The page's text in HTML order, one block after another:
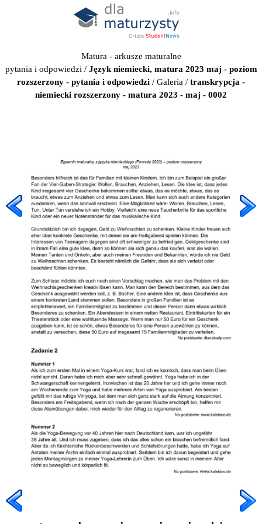
Matura - arkusze maturalne
pytania i odpowiedzi / Język niemiecki, matura 2023 maj - poziom
rozszerzony - pytania i odpowiedzi / Galeria / transkrypcja -
niemiecki rozszerzony - matura 2023 - maj - 0002